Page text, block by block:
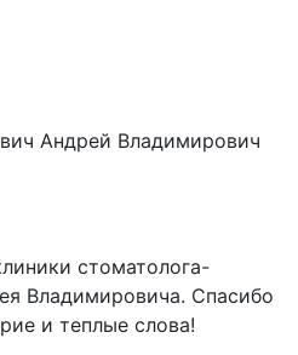
Андрей Владимирович
стоматолога-
Владимировича. Спасибо
и теплые слова!